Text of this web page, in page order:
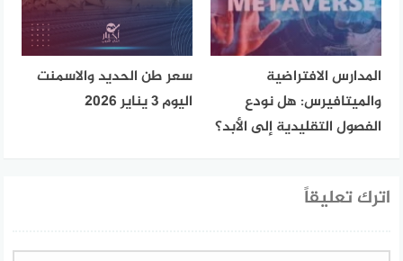
المدارس الافتراضية
والميتافيرس: هل نودع
الفصول التقليدية إلى الأبد؟
سعر طن الحديد والاسمنت
اليوم 3 يناير 2026
اترك تعليقاً